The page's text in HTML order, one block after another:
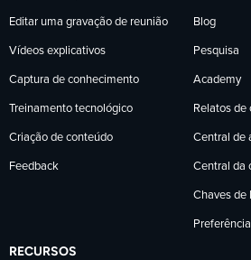
Editar uma gravação de reunião
Vídeos explicativos
Captura de conhecimento
Treinamento tecnológico
Criação de conteúdo
Feedback
Blog
Pesquisa
Academy
Relatos de
Central de
Central da
Chaves de
RECURSOS